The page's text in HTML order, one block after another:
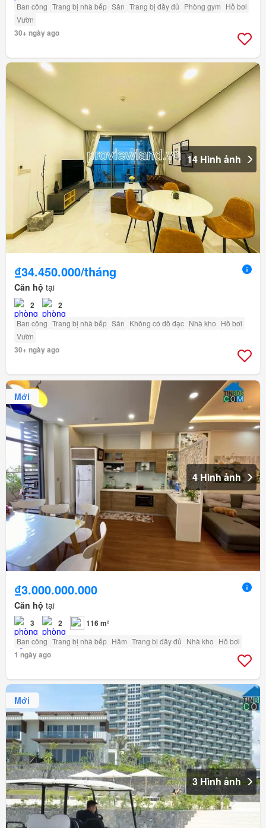
Ban công Trang bị nhà bếp Sân Trang bị đầy đủ Phòng gym Hồ bơi
Vườn
30+ ngày ago
14 Hình ảnh
₫34.450.000/tháng
Căn hộ tại
2 2
Ban công Trang bị nhà bếp Sân Không có đồ đạc Nhà kho Hồ bơi
Vườn
30+ ngày ago
Mới
4 Hình ảnh
₫3.000.000.000
Căn hộ tại
3 2 116 m²
Ban công Trang bị nhà bếp Hầm Trang bị đầy đủ Nhà kho Hồ bơi
1 ngày ago
Mới
3 Hình ảnh